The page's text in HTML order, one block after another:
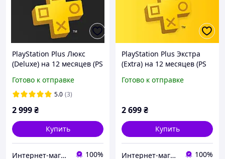
PlayStation Plus Люкс
(Deluxe) на 12 месяцев (PS
Готово к отправке
5.0 (3)
2 999₴
Купить
Интернет-магазин "Digital Product" 100%
PlayStation Plus Экстра
(Extra) на 12 месяцев (PS
Готово к отправке
2 699₴
Купить
Интернет-магазин "Digital Product" 100%